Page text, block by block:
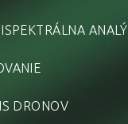
DRONOV